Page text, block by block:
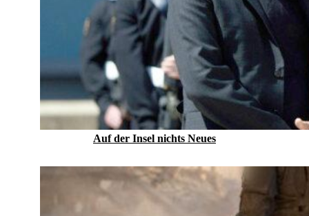
Auf der Insel nichts Neues